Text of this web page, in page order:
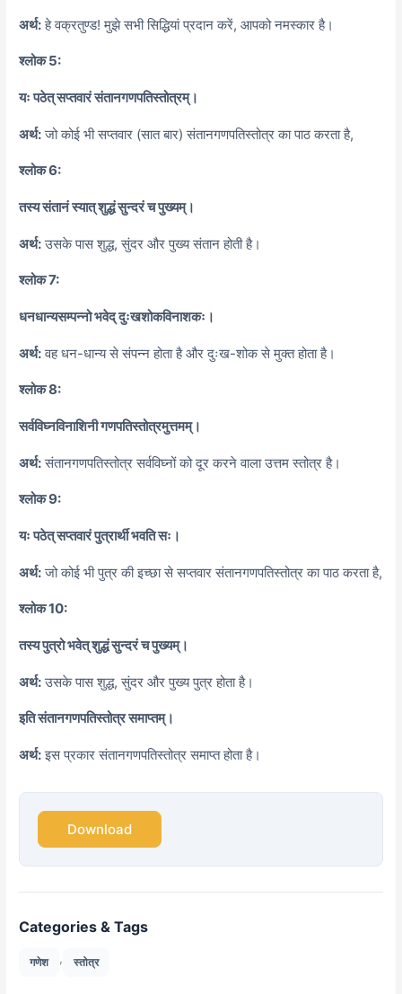
अर्थ:हे वक्रतुण्ड! मुझे सभी सिद्धियां प्रदान करें, आपको नमस्कार है।
श्लोक 5:
यः पठेत् सप्तवारं संतानगणपतिस्तोत्रम्।
अर्थ:जो कोई भी सप्तवार (सात बार) संतानगणपतिस्तोत्र का पाठ करता है,
श्लोक 6:
तस्य संतानं स्यात् शुद्धं सुन्दरं च पुख्यम्।
अर्थ:उसके पास शुद्ध, सुंदर और पुख्य संतान होती है।
श्लोक 7:
धनधान्यसम्पन्नो भवेद् दुःखशोकविनाशकः।
अर्थ:वह धन-धान्य से संपन्न होता है और दुःख-शोक से मुक्त होता है।
श्लोक 8:
सर्वविघ्नविनाशिनी गणपतिस्तोत्रमुत्तमम्।
अर्थ:संतानगणपतिस्तोत्र सर्वविघ्नों को दूर करने वाला उत्तम स्तोत्र है।
श्लोक 9:
यः पठेत् सप्तवारं पुत्रार्थी भवति सः।
अर्थ:जो कोई भी पुत्र की इच्छा से सप्तवार संतानगणपतिस्तोत्र का पाठ करता है,
श्लोक 10:
तस्य पुत्रो भवेत् शुद्धं सुन्दरं च पुख्यम्।
अर्थ:उसके पास शुद्ध, सुंदर और पुख्य पुत्र होता है।
इति संतानगणपतिस्तोत्र समाप्तम्।
अर्थ:इस प्रकार संतानगणपतिस्तोत्र समाप्त होता है।
Download
Categories & Tags
गणेश , स्तोत्र